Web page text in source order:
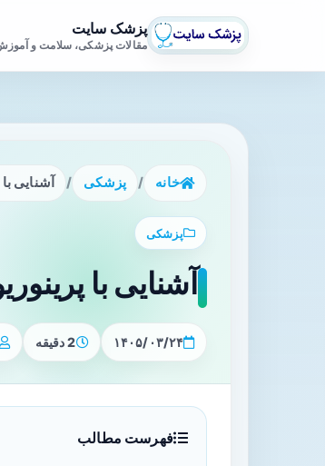
پزشک سایت
مقالات پزشکی، سلامت و
خانه / پزشکی / آشنایی
پزشکی
آشنایی با
۱۴۰۵/۰۳/۲۴ 2 دقیقه
فهرست مطالب